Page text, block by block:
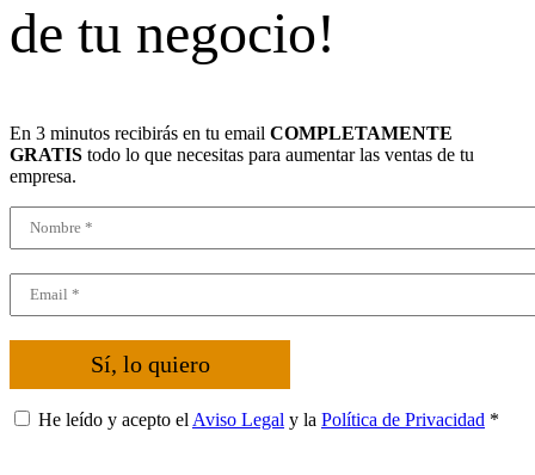
de tu negocio!
En 3 minutos recibirás en tu email COMPLETAMENTE
GRATIS todo lo que necesitas para aumentar las ventas de tu
empresa.
Sí, lo quiero
He leído y acepto el Aviso Legal y la Política de Privacidad *